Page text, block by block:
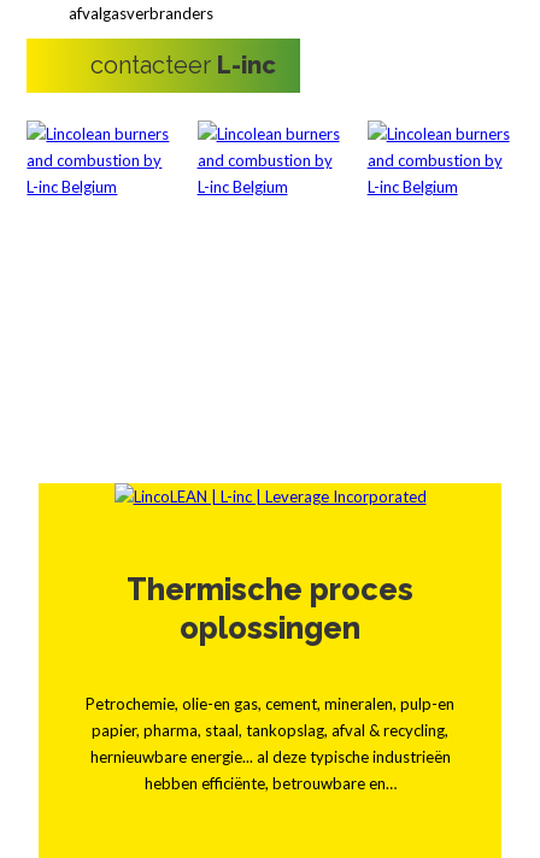
afvalgasverbranders
contacteer L-inc
Thermische proces
oplossingen
Petrochemie, olie-en gas, cement, mineralen, pulp-en
papier, pharma, staal, tankopslag, afval & recycling,
hernieuwbare energie... al deze typische industrieën
hebben efficiënte, betrouwbare en…